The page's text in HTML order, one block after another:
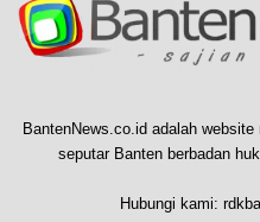
BantenNews.co.id adalah
seputar Banten berbadan
Hubungi kami: